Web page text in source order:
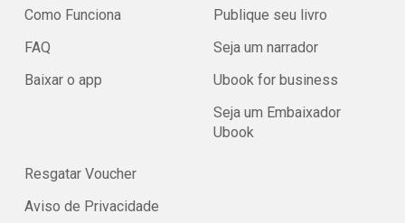
Como Funciona
FAQ
Baixar o app
Publique seu livro
Seja um narrador
Ubook for business
Seja um Embaixador
Ubook
Resgatar Voucher
Aviso de Privacidade